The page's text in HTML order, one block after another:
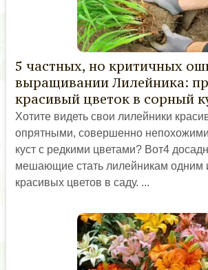
5 частных, но критичных
выращивании Лилейника:
красивый цветок в сорный
Хотите видеть свои лилейники
опрятными, совершенно
куст с редкими цветами? Вот4
мешающие стать лилейникам одним
красивых цветов в саду. ...